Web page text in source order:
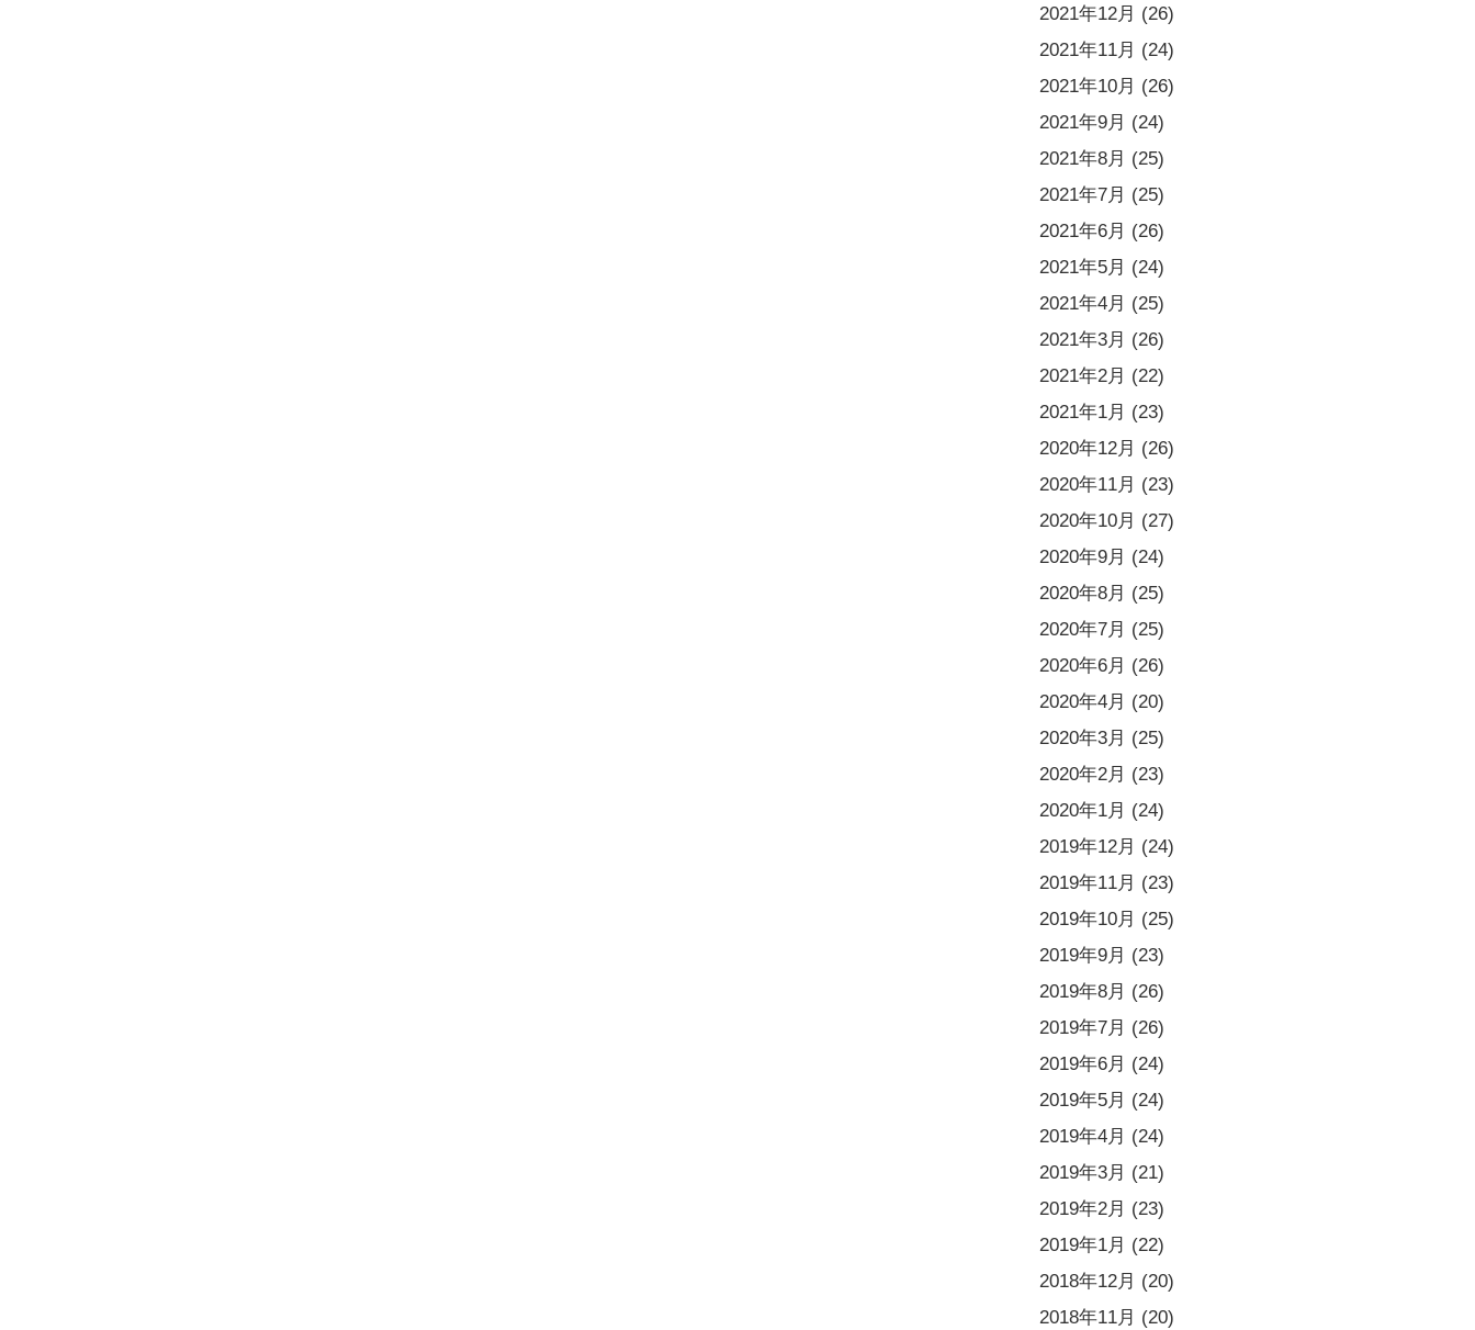
2021年12月 (26)
2021年11月 (24)
2021年10月 (26)
2021年9月 (24)
2021年8月 (25)
2021年7月 (25)
2021年6月 (26)
2021年5月 (24)
2021年4月 (25)
2021年3月 (26)
2021年2月 (22)
2021年1月 (23)
2020年12月 (26)
2020年11月 (23)
2020年10月 (27)
2020年9月 (24)
2020年8月 (25)
2020年7月 (25)
2020年6月 (26)
2020年4月 (20)
2020年3月 (25)
2020年2月 (23)
2020年1月 (24)
2019年12月 (24)
2019年11月 (23)
2019年10月 (25)
2019年9月 (23)
2019年8月 (26)
2019年7月 (26)
2019年6月 (24)
2019年5月 (24)
2019年4月 (24)
2019年3月 (21)
2019年2月 (23)
2019年1月 (22)
2018年12月 (20)
2018年11月 (20)